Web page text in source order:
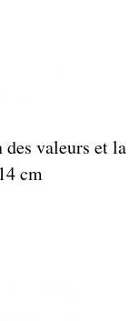
valeurs et la
cm